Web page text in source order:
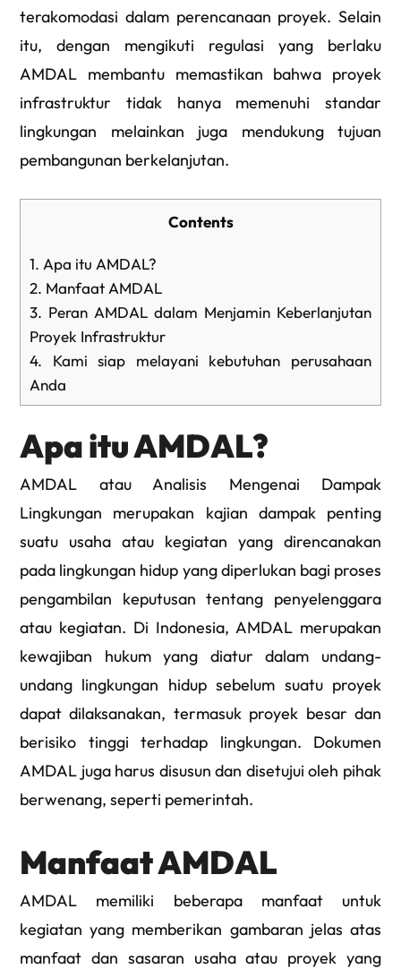
terakomodasi dalam perencanaan proyek. Selain
itu, dengan mengikuti regulasi yang berlaku
AMDAL membantu memastikan bahwa proyek
infrastruktur tidak hanya memenuhi standar
lingkungan melainkan juga mendukung tujuan
pembangunan berkelanjutan.
Contents
1. Apa itu AMDAL?
2. Manfaat AMDAL
3. Peran AMDAL dalam Menjamin Keberlanjutan
Proyek Infrastruktur
4. Kami siap melayani kebutuhan perusahaan
Anda
Apa itu AMDAL?
AMDAL atau Analisis Mengenai Dampak
Lingkungan merupakan kajian dampak penting
suatu usaha atau kegiatan yang direncanakan
pada lingkungan hidup yang diperlukan bagi proses
pengambilan keputusan tentang penyelenggara
atau kegiatan. Di Indonesia, AMDAL merupakan
kewajiban hukum yang diatur dalam undang-
undang lingkungan hidup sebelum suatu proyek
dapat dilaksanakan, termasuk proyek besar dan
berisiko tinggi terhadap lingkungan. Dokumen
AMDAL juga harus disusun dan disetujui oleh pihak
berwenang, seperti pemerintah.
Manfaat AMDAL
AMDAL memiliki beberapa manfaat untuk
kegiatan yang memberikan gambaran jelas atas
manfaat dan sasaran usaha atau proyek yang